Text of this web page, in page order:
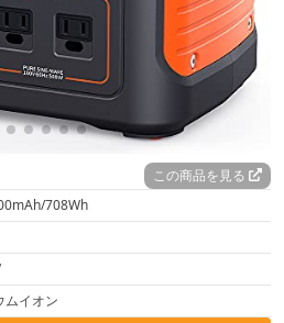
この商品を見る
708Wh
ムイオン